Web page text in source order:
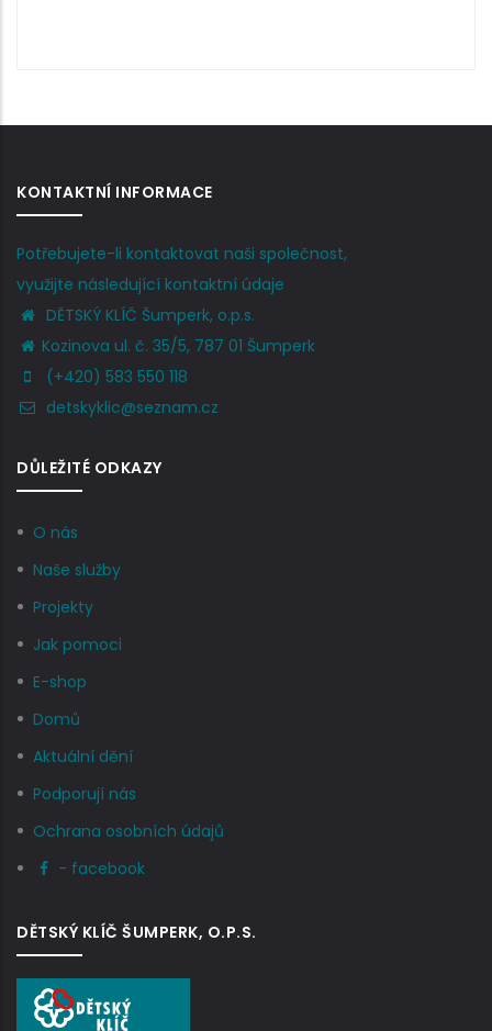
KONTAKTNÍ INFORMACE
Potřebujete-li kontaktovat naši společnost,
využijte následující kontaktní údaje
DĚTSKÝ KLÍČ Šumperk, o.p.s.
Kozinova ul. č. 35/5, 787 01 Šumperk
(+420) 583 550 118
detskyklic@seznam.cz
DŮLEŽITÉ ODKAZY
O nás
Naše služby
Projekty
Jak pomoci
E-shop
Domů
Aktuální dění
Podporují nás
Ochrana osobních údajů
- facebook
DĚTSKÝ KLÍČ ŠUMPERK, O.P.S.